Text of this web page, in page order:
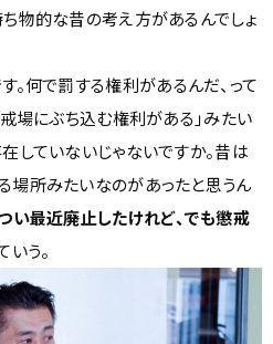
物的な昔の考え方があるんでしょ
。何で罰する権利があるんだ、って
戒場にぶち込む権利がある」みたい
していないじゃないですか。昔は
場所みたいなのがあったと思うん
い最近廃止したけれど、でも懲戒
いう。